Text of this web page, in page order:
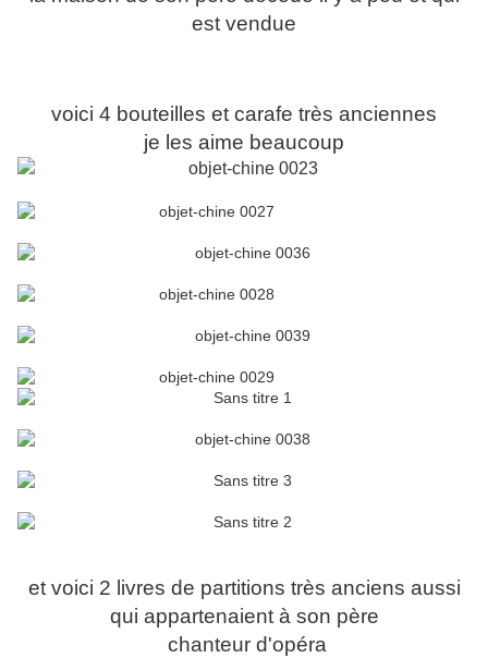
est vendue
voici 4 bouteilles et carafe très anciennes
je les aime beaucoup
et voici 2 livres de partitions très anciens aussi
qui appartenaient à son père
chanteur d'opéra